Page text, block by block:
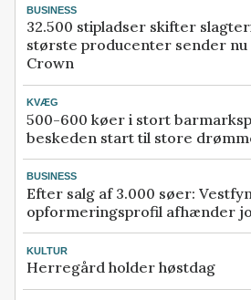
BUSINESS
32.500 stipladser skifter
største producenter sender nu
Crown
KVÆG
500-600 køer i stort
beskeden start til store
BUSINESS
Efter salg af 3.000 søer:
opformeringsprofil afhænder
KULTUR
Herregård holder høstdag